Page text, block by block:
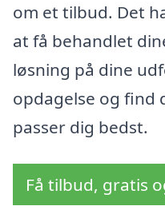
om et tilbud. Det
at få behandlet
løsning på dine
opdagelse og find
passer dig bedst.
Få tilbud, gratis